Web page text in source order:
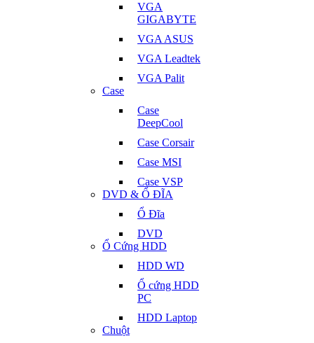
VGA
GIGABYTE
VGA ASUS
VGA Leadtek
VGA Palit
Case
Case
DeepCool
Case Corsair
Case MSI
Case VSP
DVD & Ổ ĐĨA
Ổ Đĩa
DVD
Ổ Cứng HDD
HDD WD
Ổ cứng HDD
PC
HDD Laptop
Chuột